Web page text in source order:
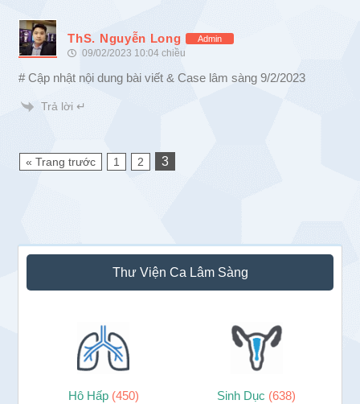
ThS. Nguyễn Long Admin
09/02/2023 10:04 chiều
# Cập nhật nội dung bài viết & Case lâm sàng 9/2/2023
Trả lời ↵
« Trang trước 1 2 3
Sidebar
chính
Thư Viện Ca Lâm Sàng
Hô Hấp (450) Sinh Dục (638)